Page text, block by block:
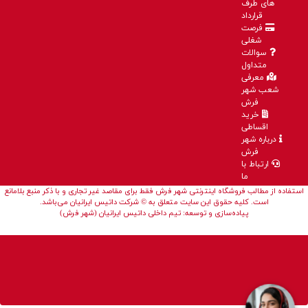
های طرف
قرارداد
فرصت
شغلی
سوالات
متداول
معرفی
شعب شهر
فرش
خرید
اقساطی
درباره شهر
فرش
ارتباط با
ما
استفاده از مطالب فروشگاه اینترنتی شهر فرش فقط برای مقاصد غیر تجاری و با ذکر منبع بلامانع
است. کلیه حقوق این سایت متعلق به © شرکت داتیس ایرانیان می‌باشد.
پیاده‌سازی و توسعه: تیم داخلی داتیس ایرانیان (شهر فرش)